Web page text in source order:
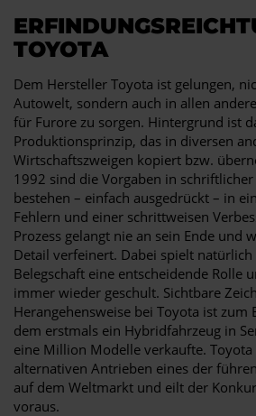
TOYOTA
Dem Hersteller Toyota ist gelungen,
Autowelt, sondern auch in allen
für Furore zu sorgen. Hintergrund ist
Produktionsprinzip, das in diversen
Wirtschaftszweigen kopiert bzw.
1992 sind die Vorgaben in
bestehen – einfach ausgedrückt – in
Fehlern und einer schrittweisen
Prozess gelangt nie an sein Ende und
Detail verfeinert. Dabei spielt
Belegschaft eine entscheidende Rolle
immer wieder geschult. Sichtbare
Herangehensweise bei Toyota ist zum
dem erstmals ein Hybridfahrzeug in
eine Million Modelle verkaufte. Toyota
alternativen Antrieben eines der
auf dem Weltmarkt und eilt der
voraus.